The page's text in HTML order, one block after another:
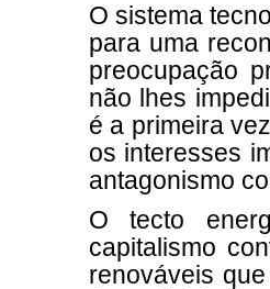
O sistema
para uma
preocupação
não lhes
é a primeira
os interesses
antagonismo
O tecto
capitalismo
renováveis